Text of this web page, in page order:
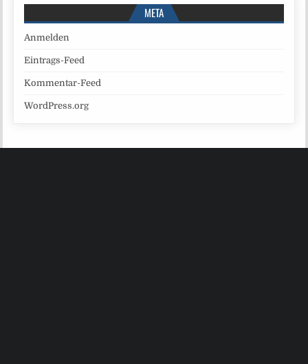
META
Anmelden
Eintrags-Feed
Kommentar-Feed
WordPress.org